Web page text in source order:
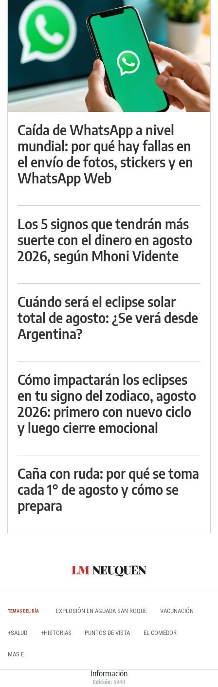
Caída de WhatsApp a nivel
mundial: por qué hay fallas en
el envío de fotos, stickers y en
WhatsApp Web
Los 5 signos que tendrán más
suerte con el dinero en agosto
2026, según Mhoni Vidente
Cuándo será el eclipse solar
total de agosto: ¿Se verá desde
Argentina?
Cómo impactarán los eclipses
en tu signo del zodiaco, agosto
2026: primero con nuevo ciclo
y luego cierre emocional
Caña con ruda: por qué se toma
cada 1° de agosto y cómo se
prepara
TEMAS DEL DÍA EXPLOSIÓN EN AGUADA SAN ROQUE VACUNACIÓN
+SALUD +HISTORIAS PUNTOS DE VISTA EL COMEDOR
MAS E
Información
Edición: 6948